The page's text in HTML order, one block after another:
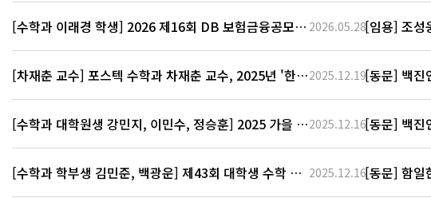
[수학과 이래경 학생] 2026 제16회 DB 보험금융공모전 2026.05.28
[차재춘 교수] 포스텍 수학과 차재춘 교수, 2025년 '한국2025.12.19
[수학과 대학원생 강민지, 이민수, 정승훈] 2025 가을 학2025.12.16
[수학과 학부생 김민준, 백광운] 제43회 대학생 수학 경 2025.12.16
[임용] 조성
[동문] 백진
[동문] 백진
[동문] 함일